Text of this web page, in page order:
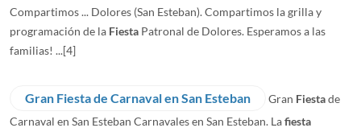
Compartimos ... Dolores (San Esteban). Compartimos la grilla y
programación de la Fiesta Patronal de Dolores. Esperamos a las
familias! ...[4]
Gran Fiesta de Carnaval en San Esteban Gran Fiestade
Carnaval en San Esteban Carnavales en San Esteban. Lafiesta